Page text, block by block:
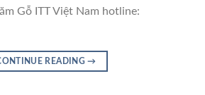
Gỗ ITT Việt Nam hotline:
READING→